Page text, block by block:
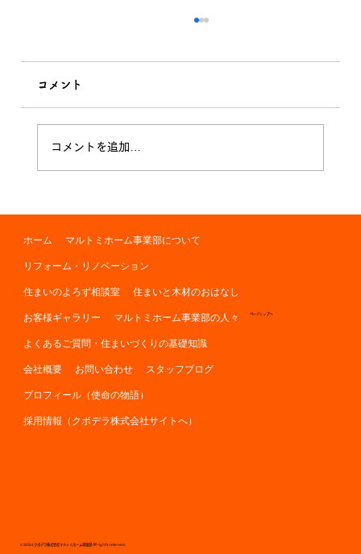
木の伐採 無事に完了！
コメント
コメントを追加…
© 2024 クボデラ株式会社マルトミホーム事業部 All rights reserved.
ホーム マルトミホーム事業部について
リフォーム・リノベーション
住まいのよろず相談室 住まいと木材のおはなし
お客様ギャラリー マルトミホーム事業部の人々
よくあるご質問・住まいづくりの基礎知識
会社概要 お問い合わせ スタッフブログ
プロフィール（使命の物語）
採用情報（クボデラ株式会社サイトへ）
ページトップへ